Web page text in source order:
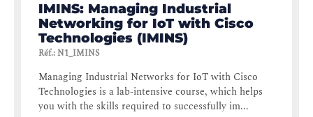
IMINS: Managing Industrial
Networking for IoT with Cisco
Technologies (IMINS)
Réf.:N1_IMINS
Managing Industrial Networks for IoT with Cisco
Technologies is a lab-intensive course, which helps
you with the skills required to successfully im...